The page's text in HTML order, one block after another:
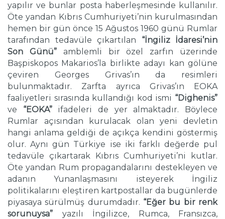
yapılır ve bunlar posta haberleşmesinde kullanılır.
Öte yandan Kıbrıs Cumhuriyeti’nin kurulmasından
hemen bir gün önce 15 Ağustos 1960 günü Rumlar
tarafından tedavüle çıkartılan “İngiliz İdaresi’nin
Son Günü”amblemli bir özel zarfın üzerinde
Başpiskopos Makarios’la birlikte adayı kan gölüne
çeviren Georges Grivas’ın da resimleri
bulunmaktadır. Zarfta ayrıca Grivas’ın EOKA
faaliyetleri sırasında kullandığı kod ismi “Dighenis”
ve “EOKA”ifadeleri de yer almaktadır. Böylece
Rumlar açısından kurulacak olan yeni devletin
hangi anlama geldiği de açıkça kendini göstermiş
olur. Aynı gün Türkiye ise iki farklı değerde pul
tedavüle çıkartarak Kıbrıs Cumhuriyeti’ni kutlar.
Öte yandan Rum propagandalarını destekleyen ve
adanın Yunanlaşmasını isteyerek İngiliz
politikalarını eleştiren kartpostallar da bugünlerde
piyasaya sürülmüş durumdadır. “Eğer bu bir renk
sorunuysa” yazılı İngilizce, Rumca, Fransızca,